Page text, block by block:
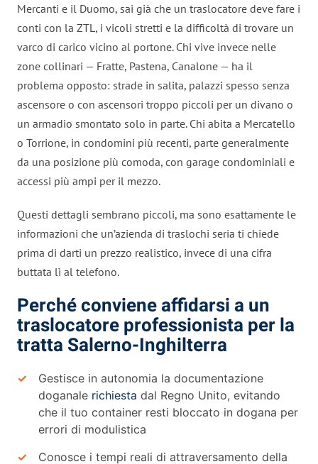
Mercanti e il Duomo, sai già che un traslocatore deve fare i
conti con la ZTL, i vicoli stretti e la difficoltà di trovare un
varco di carico vicino al portone. Chi vive invece nelle
zone collinari — Fratte, Pastena, Canalone — ha il
problema opposto: strade in salita, palazzi spesso senza
ascensore o con ascensori troppo piccoli per un divano o
un armadio smontato solo in parte. Chi abita a Mercatello
o Torrione, in condomini più recenti, parte generalmente
da una posizione più comoda, con garage condominiali e
accessi più ampi per il mezzo.
Questi dettagli sembrano piccoli, ma sono esattamente le
informazioni che un’azienda di traslochi seria ti chiede
prima di darti un prezzo realistico, invece di una cifra
buttata lì al telefono.
Perché conviene affidarsi a un
traslocatore professionista per la
tratta Salerno-Inghilterra
Gestisce in autonomia la documentazione
doganale richiesta dal Regno Unito, evitando
che il tuo container resti bloccato in dogana per
errori di modulistica
Conosce i tempi reali di attraversamento della